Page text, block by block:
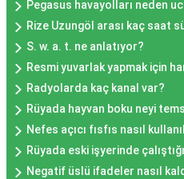
Pegasus havayolları neden
Rize Uzungöl arası kaç saat
S. w. a. t. ne anlatıyor?
Resmi yuvarlak yapmak için
Radyolarda kaç kanal var?
Rüyada hayvan boku neyi
Nefes açıcı fısfıs nasıl
Rüyada eski işyerinde
Negatif üslü ifadeler nasıl